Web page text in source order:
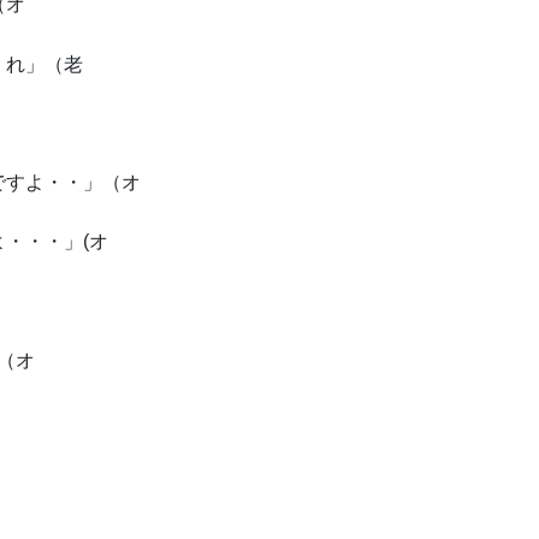
オ
れ」（老
すよ・・」（オ
・・・」(オ
オ